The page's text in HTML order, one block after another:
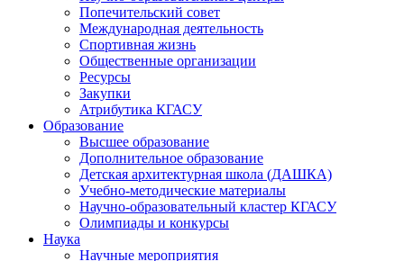
Попечительский совет
Международная деятельность
Спортивная жизнь
Общественные организации
Ресурсы
Закупки
Атрибутика КГАСУ
Образование
Высшее образование
Дополнительное образование
Детская архитектурная школа (ДАШКА)
Учебно-методические материалы
Научно-образовательный кластер КГАСУ
Олимпиады и конкурсы
Наука
Научные мероприятия